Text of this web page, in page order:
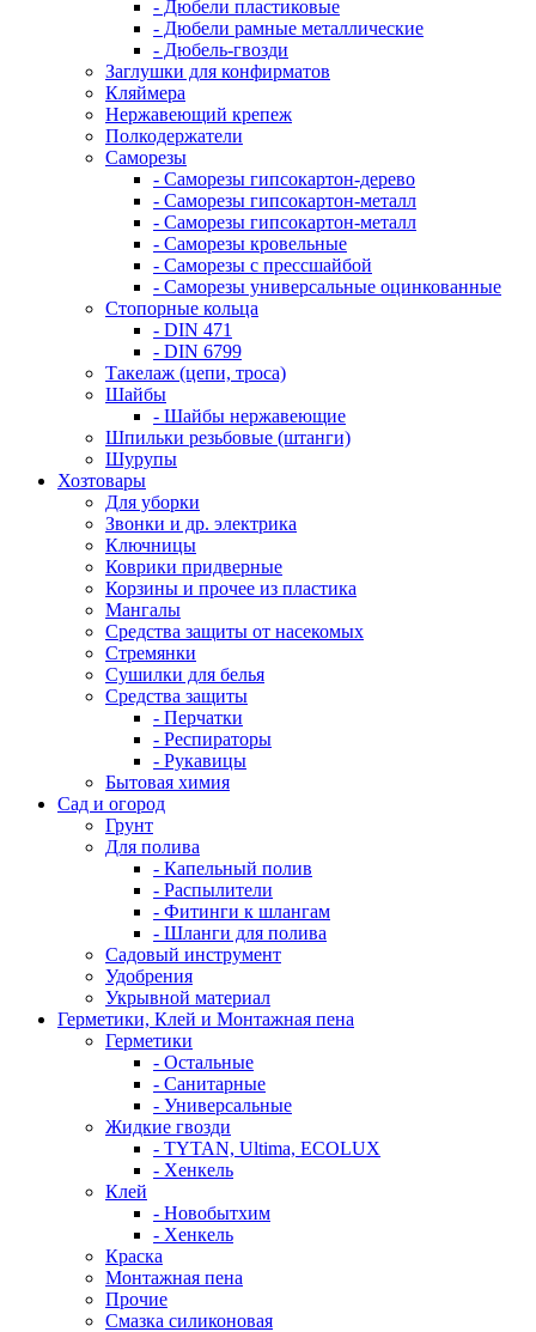
- Дюбели пластиковые
- Дюбели рамные металлические
- Дюбель-гвозди
Заглушки для конфирматов
Кляймера
Нержавеющий крепеж
Полкодержатели
Саморезы
- Саморезы гипсокартон-дерево
- Саморезы гипсокартон-металл
- Саморезы гипсокартон-металл
- Саморезы кровельные
- Саморезы с прессшайбой
- Саморезы универсальные оцинкованные
Стопорные кольца
- DIN 471
- DIN 6799
Такелаж (цепи, троса)
Шайбы
- Шайбы нержавеющие
Шпильки резьбовые (штанги)
Шурупы
Хозтовары
Для уборки
Звонки и др. электрика
Ключницы
Коврики придверные
Корзины и прочее из пластика
Мангалы
Средства защиты от насекомых
Стремянки
Сушилки для белья
Средства защиты
- Перчатки
- Респираторы
- Рукавицы
Бытовая химия
Сад и огород
Грунт
Для полива
- Капельный полив
- Распылители
- Фитинги к шлангам
- Шланги для полива
Садовый инструмент
Удобрения
Укрывной материал
Герметики, Клей и Монтажная пена
Герметики
- Остальные
- Санитарные
- Универсальные
Жидкие гвозди
- TYTAN, Ultima, ECOLUX
- Хенкель
Клей
- Новобытхим
- Хенкель
Краска
Монтажная пена
Прочие
Смазка силиконовая